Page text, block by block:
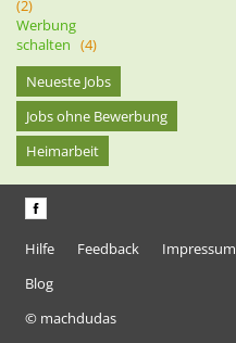
(2)
Werbung
schalten (4)
Neueste Jobs
Jobs ohne Bewerbung
Heimarbeit
Hilfe Feedback Impressum
Blog
© machdudas